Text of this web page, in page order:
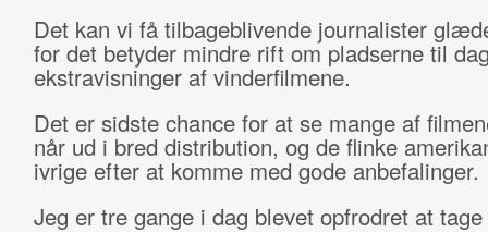
Det kan vi få tilbageblivende journalister
for det betyder mindre rift om pladserne til
ekstravisninger af vinderfilmene.
Det er sidste chance for at se mange af
når ud i bred distribution, og de flinke
ivrige efter at komme med gode anbefalinger.
Jeg er tre gange i dag blevet opfrodret at